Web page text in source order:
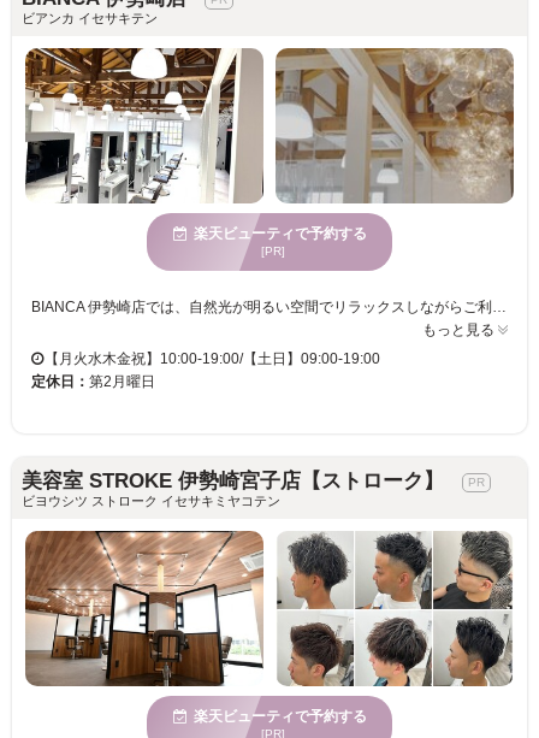
ビアンカ イセサキテン
楽天ビューティで予約する
[PR]
BIANCA 伊勢崎店では、自然光が明るい空間でリラックスしながらご利用いただけます。トレンドと個性を融合したカラーの提案が得意で、豊富な色味であなたの個性を引き立てるお手伝いをいたします。広々とした空間の中でさまざまな年齢に対応し、若者から大人まで、多くのお客様にご満足いただいております駐車場完備でアクセスも便利。新しい自分に出会い、心地よい時間を共に過ごしましょう。BIANCA 伊勢崎店で、あなたの魅力を最大限に引き出すスタイルを提供いたします。 縮毛矯正/メンズ/白髪/髪質改善/カット/カラー/ハイライト/パーマ/似合わせカット/インナーカラー/ブリーチ/酸性ストレート/白髪染め
もっと見る
【月火水木金祝】10:00-19:00/【土日】09:00-19:00
定休日： 第2月曜日
美容室 STROKE 伊勢崎宮子店【ストローク】
ビヨウシツ ストローク イセサキミヤコテン
楽天ビューティで予約する
[PR]